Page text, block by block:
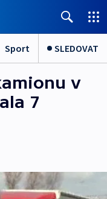
Sport SLEDOVAT
v
7